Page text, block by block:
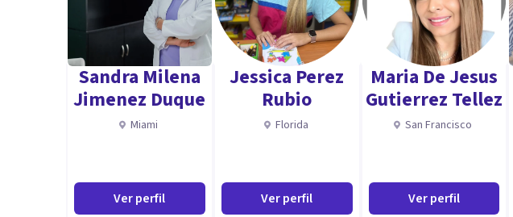
Sesiones presenciales
Sesiones por Skype
Especialidad
Psicoterapia centrada en la persona
Psicoterapia gestáltica
Psicoterapia Integrativa
Psicosomática
Sandra Milena
Jimenez Duque
Miami
Ver perfil
Jessica Perez
Rubio
Florida
Ver perfil
Maria De Jesus
Gutierrez Tellez
San Francisco
Ver perfil